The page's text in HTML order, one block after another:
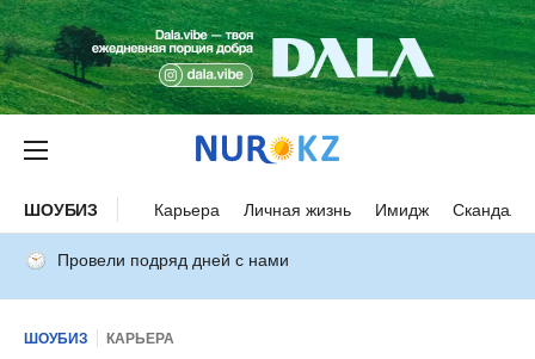
ШОУБИЗ Карьера Личная жизнь Имидж Скандалы
Провели подряд дней с нами
ШОУБИЗ КАРЬЕРА